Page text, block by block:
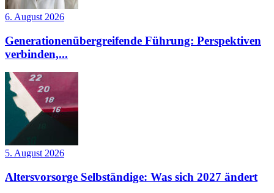
6. August 2026
Generationenübergreifende Führung: Perspektiven
verbinden,...
5. August 2026
Altersvorsorge Selbständige: Was sich 2027 ändert